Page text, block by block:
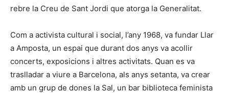
rebre la Creu de Sant Jordi que atorga la Generalitat.
Com a activista cultural i social, l’any 1968, va fundar Llar
a Amposta, un espai que durant dos anys va acollir
concerts, exposicions i altres activitats. Quan es va
traslladar a viure a Barcelona, als anys setanta, va crear
amb un grup de dones la Sal, un bar biblioteca feminista